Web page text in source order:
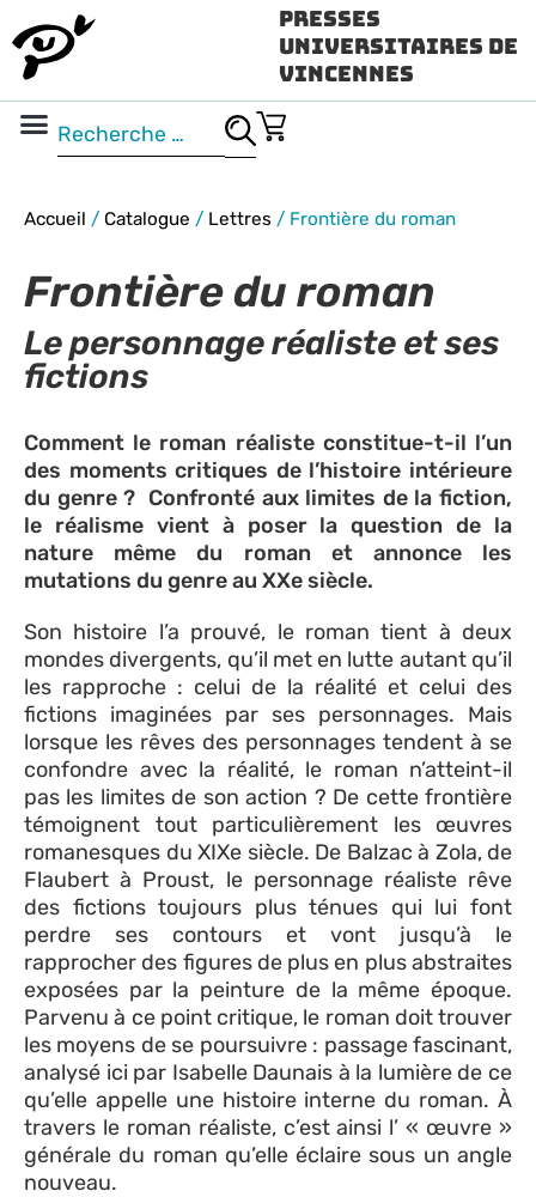
Presses
Universitaires de
Vincennes
Accueil / Catalogue / Lettres / Frontière du roman
Frontière du roman
Le personnage réaliste et ses
fictions
Comment le roman réaliste constitue-t-il l’un
des moments critiques de l’histoire intérieure
du genre ? Confronté aux limites de la fiction,
le réalisme vient à poser la question de la
nature même du roman et annonce les
mutations du genre au XXe siècle.
Son histoire l’a prouvé, le roman tient à deux
mondes divergents, qu’il met en lutte autant qu’il
les rapproche : celui de la réalité et celui des
fictions imaginées par ses personnages. Mais
lorsque les rêves des personnages tendent à se
confondre avec la réalité, le roman n’atteint-il
pas les limites de son action ? De cette frontière
témoignent tout particulièrement les œuvres
romanesques du XIXe siècle. De Balzac à Zola, de
Flaubert à Proust, le personnage réaliste rêve
des fictions toujours plus ténues qui lui font
perdre ses contours et vont jusqu’à le
rapprocher des figures de plus en plus abstraites
exposées par la peinture de la même époque.
Parvenu à ce point critique, le roman doit trouver
les moyens de se poursuivre : passage fascinant,
analysé ici par Isabelle Daunais à la lumière de ce
qu’elle appelle une histoire interne du roman. À
travers le roman réaliste, c’est ainsi l’ « œuvre »
générale du roman qu’elle éclaire sous un angle
nouveau.